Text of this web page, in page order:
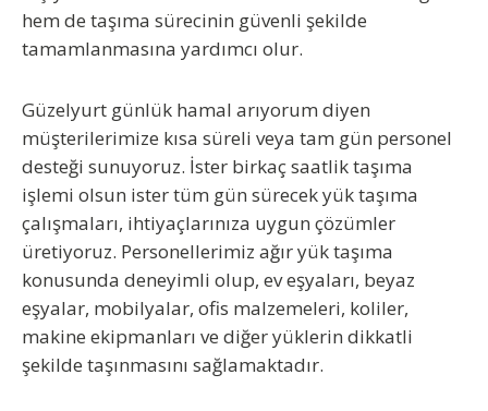
hem de taşıma sürecinin güvenli şekilde
tamamlanmasına yardımcı olur.
Güzelyurt günlük hamal arıyorum diyen
müşterilerimize kısa süreli veya tam gün personel
desteği sunuyoruz. İster birkaç saatlik taşıma
işlemi olsun ister tüm gün sürecek yük taşıma
çalışmaları, ihtiyaçlarınıza uygun çözümler
üretiyoruz. Personellerimiz ağır yük taşıma
konusunda deneyimli olup, ev eşyaları, beyaz
eşyalar, mobilyalar, ofis malzemeleri, koliler,
makine ekipmanları ve diğer yüklerin dikkatli
şekilde taşınmasını sağlamaktadır.